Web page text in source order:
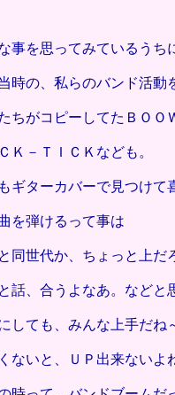
事を思ってみているうち
時の、私らのバンド活動
ちがコピーしてたＢＯＯ
Ｋ－ＴＩＣＫなども。
ギターカバーで見つけて
を弾けるって事は
同世代か、ちょっと上だ
話、合うよなあ。などと
しても、みんな上手だね
くないと、ＵＰ出来ないよ